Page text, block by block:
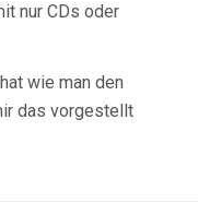
nur CDs oder
wie man den
das vorgestellt